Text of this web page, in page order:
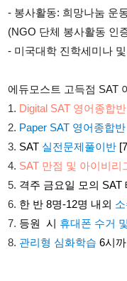
- 봉사활동: 희망나눔 운
(NGO 단체 봉사활동 인
- 미국대학 진학세미나
에듀모스트 고득점 SAT
Digital SAT 영어종합
Paper SAT 영어종합
SAT 실전문제풀이반
SAT 만점 및 아이비리
격주 금요일 모의 SAT
한 반 8명-12명 내외
등원  시 휴대폰 수거
관리형 심화학습 6시